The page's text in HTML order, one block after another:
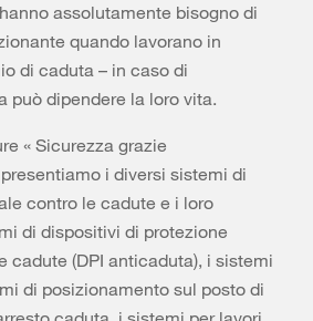
assolutamente bisogno di
quando lavorano in
di caduta – in caso di
può dipendere la loro vita.
« Sicurezza grazie
i diversi sistemi di
contro le cadute e i loro
di dispositivi di protezione
cadute (DPI anticaduta), i sistemi
di posizionamento sul posto di